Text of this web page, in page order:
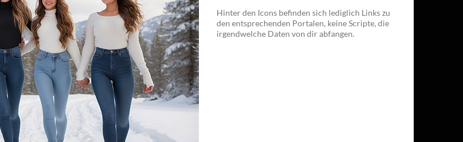
Hinter den Icons befinden sich lediglich Links zu
den entsprechenden Portalen, keine Scripte, die
irgendwelche Daten von dir abfangen.